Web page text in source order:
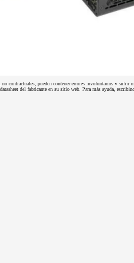
contractuales, pueden contener errores involuntarios y sufrir
del fabricante en su sitio web. Para más ayuda,